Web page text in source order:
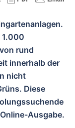
1.000
rund
innerhalb der
nicht
Diese
Ausgabe.